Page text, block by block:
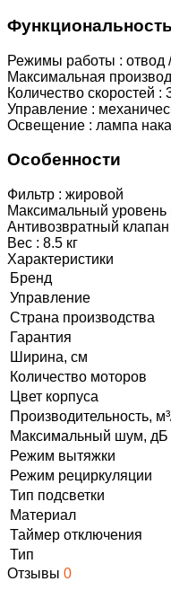
Режимы работы : отвод
Максимальная
Количество скоростей :
Управление :
Освещение : лампа
Особенности
Фильтр : жировой
Максимальный
Антивозвратный клапан
Вес : 8.5 кг
Характеристики
Бренд
Управление
Страна производства
Гарантия
Ширина, см
Количество моторов
Цвет корпуса
Производительность,
Максимальный шум, дБ
Режим вытяжки
Режим рециркуляции
Тип подсветки
Материал
Таймер отключения
Тип
Отзывы 0